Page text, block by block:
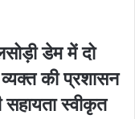
डेम में दो
की प्रशासन
स्वीकृत